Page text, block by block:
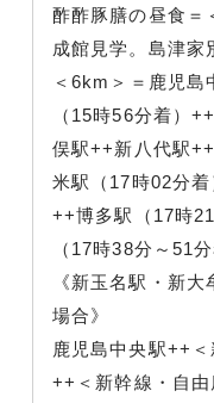
酢酢豚膳の昼食＝
成館見学。島津家
＜6km＞＝鹿児
（15時56分着）
俣駅++新八代駅
米駅（17時02分
++博多駅（17時
（17時38分～51分
《新玉名駅・新
場合》
鹿児島中央駅++
++＜新幹線・自